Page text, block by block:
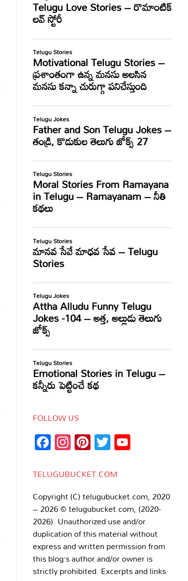
FOLLOW US
Facebook
Instagram
Pinterest
Twitter
TELUGUBUCKET.COM
Copyright (C) telugubucket.com, 2020
– 2026 © telugubucket.com, (2020-
2026). Unauthorized use and/or
duplication of this material without
express and written permission from
this blog’s author and/or owner is
strictly prohibited. Excerpts and links